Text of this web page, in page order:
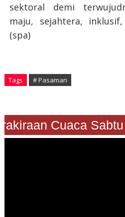
sektoral demi
maju, sejahtera,
(spa)
Tags # Pasaman
Cuaca